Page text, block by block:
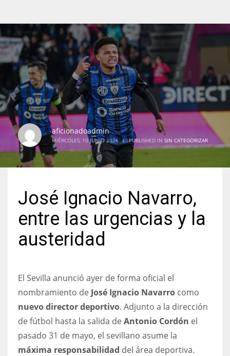
NYJ
3
ATL
24
aficionadoadmin
MIÉRCOLES, 10 JUNIO 2026 / PUBLISHED IN SIN CATEGORIZAR
José Ignacio Navarro,
entre las urgencias y la
austeridad
El Sevilla anunció ayer de forma oficial el
nombramiento de José Ignacio Navarro como
nuevo director deportivo. Adjunto a la dirección
de fútbol hasta la salida deAntonio Cordón el
pasado 31 de mayo, el sevillano asume la
máxima responsabilidad del área deportiva.